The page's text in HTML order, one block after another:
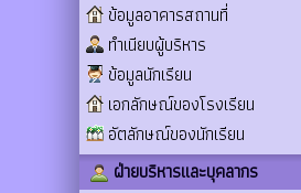
ข้อมูลอาคารสถานที่
ทำเนียบผู้บริหาร
ข้อมูลนักเรียน
เอกลักษณ์ของโรงเรียน
อัตลักษณ์ของนักเรียน
ฝ่ายบริหารและบุคลากร